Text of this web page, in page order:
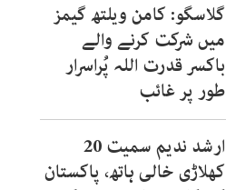
گلاسگو: کامن ویلتھ گیمز
میں شرکت کرنے والے
باکسر قدرت اللہ پُراسرار
طور پر غائب
ارشد ندیم سمیت 20
کھلاڑی خالی ہاتھ، پاکستان